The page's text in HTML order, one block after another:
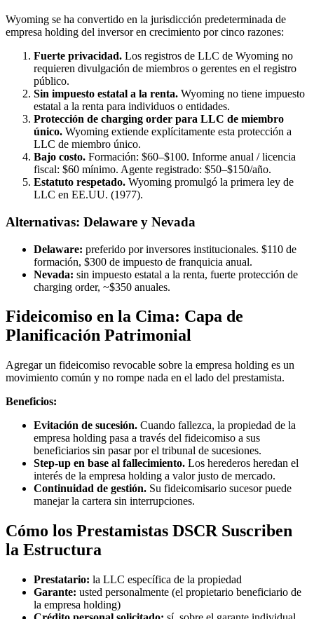
Wyoming se ha convertido en la jurisdicción predeterminada de
empresa holding del inversor en crecimiento por cinco razones:
Fuerte privacidad. Los registros de LLC de Wyoming no
requieren divulgación de miembros o gerentes en el registro
público.
Sin impuesto estatal a la renta. Wyoming no tiene impuesto
estatal a la renta para individuos o entidades.
Protección de charging order para LLC de miembro
único. Wyoming extiende explícitamente esta protección a
LLC de miembro único.
Bajo costo. Formación: $60–$100. Informe anual / licencia
fiscal: $60 mínimo. Agente registrado: $50–$150/año.
Estatuto respetado. Wyoming promulgó la primera ley de
LLC en EE.UU. (1977).
Alternativas: Delaware y Nevada
Delaware: preferido por inversores institucionales. $110 de
formación, $300 de impuesto de franquicia anual.
Nevada: sin impuesto estatal a la renta, fuerte protección de
charging order, ~$350 anuales.
Fideicomiso en la Cima: Capa de
Planificación Patrimonial
Agregar un fideicomiso revocable sobre la empresa holding es un
movimiento común y no rompe nada en el lado del prestamista.
Beneficios:
Evitación de sucesión. Cuando fallezca, la propiedad de la
empresa holding pasa a través del fideicomiso a sus
beneficiarios sin pasar por el tribunal de sucesiones.
Step-up en base al fallecimiento. Los herederos heredan el
interés de la empresa holding a valor justo de mercado.
Continuidad de gestión. Su fideicomisario sucesor puede
manejar la cartera sin interrupciones.
Cómo los Prestamistas DSCR Suscriben
la Estructura
Prestatario: la LLC específica de la propiedad
Garante: usted personalmente (el propietario beneficiario de
la empresa holding)